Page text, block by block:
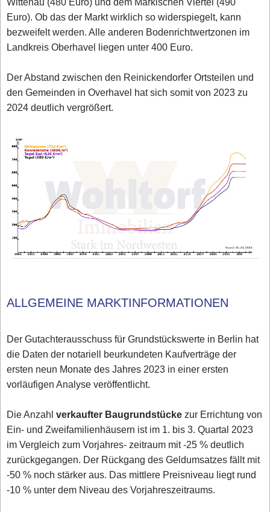
Euro). Ob das der Markt wirklich so widerspiegelt, kann
bezweifelt werden. Alle anderen Bodenrichtwertzonen im
Landkreis Oberhavel liegen unter 400 Euro.
Der Abstand zwischen den Reinickendorfer Ortsteilen und
den Gemeinden in Overhavel hat sich somit von 2023 zu
2024 deutlich vergrößert.
ALLGEMEINE MARKTINFORMATIONEN
Der Gutachterausschuss für Grundstückswerte in Berlin hat
die Daten der notariell beurkundeten Kaufverträge der
ersten neun Monate des Jahres 2023 in einer ersten
vorläufigen Analyse veröffentlicht.
Die Anzahlverkaufter Baugrundstückezur Errichtung von
Ein- und Zweifamilienhäusern ist im 1. bis 3. Quartal 2023
im Vergleich zum Vorjahres- zeitraum mit -25 % deutlich
zurückgegangen. Der Rückgang des Geldumsatzes fällt mit
-50 % noch stärker aus. Das mittlere Preisniveau liegt rund
-10 % unter dem Niveau des Vorjahreszeitraums.